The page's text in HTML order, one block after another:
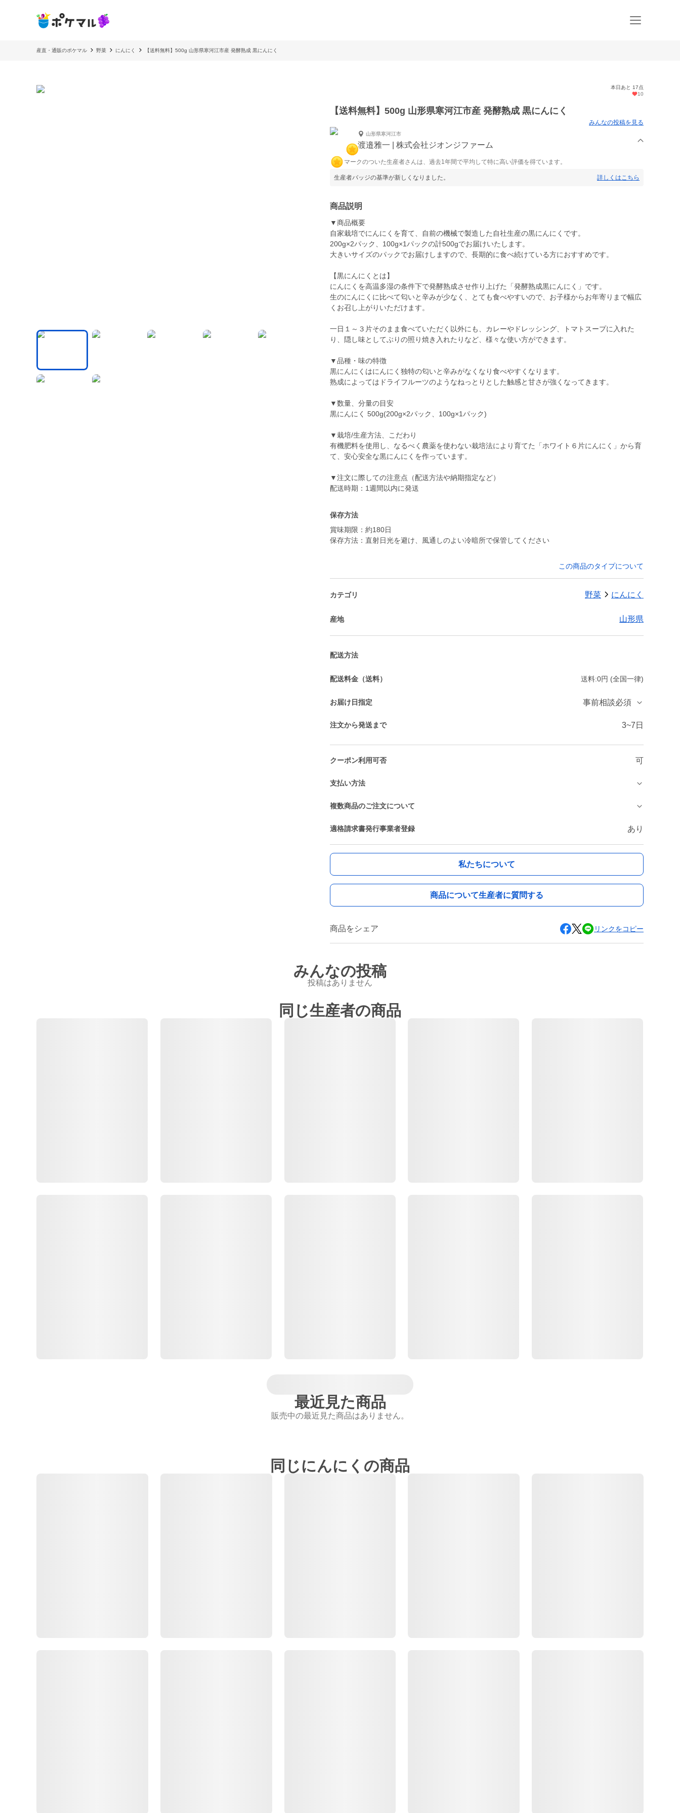
産直・通販のポケマル 野菜 にんにく 【送料無料】500g 山形県寒河江市産 発酵熟成 黒にんにく
本日あと 17点
10
【送料無料】500g 山形県寒河江市産 発酵熟成 黒にんにく
みんなの投稿を見る
山形県寒河江市
渡邉雅一 | 株式会社ジオンジファーム
マークのついた生産者さんは、過去1年間で平均して特に高い評価を得ています。
生産者バッジの基準が新しくなりました。 詳しくはこちら
商品説明
▼商品概要
自家栽培でにんにくを育て、自前の機械で製造した自社生産の黒にんにくです。
200g×2パック、100g×1パックの計500gでお届けいたします。
大きいサイズのパックでお届けしますので、長期的に食べ続けている方におすすめです。
【黒にんにくとは】
にんにくを高温多湿の条件下で発酵熟成させ作り上げた「発酵熟成黒にんにく」です。
生のにんにくに比べて匂いと辛みが少なく、とても食べやすいので、お子様からお年寄りまで幅広
くお召し上がりいただけます。
一日１～３片そのまま食べていただく以外にも、カレーやドレッシング、トマトスープに入れた
り、隠し味としてぶりの照り焼き入れたりなど、様々な使い方ができます。
▼品種・味の特徴
黒にんにくはにんにく独特の匂いと辛みがなくなり食べやすくなります。
熟成によってはドライフルーツのようなねっとりとした触感と甘さが強くなってきます。
▼数量、分量の目安
黒にんにく 500g(200g×2パック、100g×1パック)
▼栽培/生産方法、こだわり
有機肥料を使用し、なるべく農薬を使わない栽培法により育てた「ホワイト６片にんにく」から育
て、安心安全な黒にんにくを作っています。
▼注文に際しての注意点（配送方法や納期指定など）
配送時期：1週間以内に発送
保存方法
賞味期限：約180日
保存方法：直射日光を避け、風通しのよい冷暗所で保管してください
この商品のタイプについて
カテゴリ 野菜 にんにく
産地 山形県
配送方法
配送料金（送料） 送料:0円 (全国一律)
お届け日指定 事前相談必須
注文から発送まで 3~7日
クーポン利用可否 可
支払い方法
複数商品のご注文について
適格請求書発行事業者登録 あり
私たちについて
商品について生産者に質問する
商品をシェア リンクをコピー
みんなの投稿
投稿はありません
同じ生産者の商品
最近見た商品
販売中の最近見た商品はありません。
同じにんにくの商品